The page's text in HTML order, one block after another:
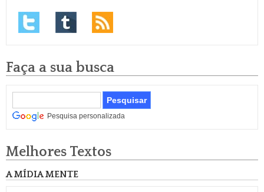
Faça a sua busca
Pesquisa personalizada
Melhores Textos
A MÍDIA MENTE